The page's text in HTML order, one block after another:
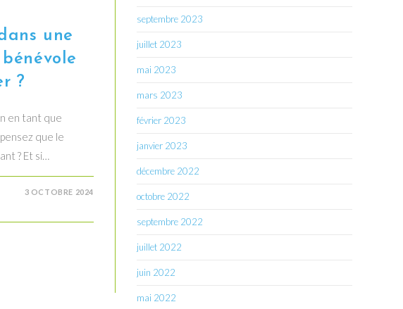
une
?
en tant que
que le
? Et si…
3 OCTOBRE 2024
septembre 2023
juillet 2023
mai 2023
mars 2023
février 2023
janvier 2023
décembre 2022
octobre 2022
septembre 2022
juillet 2022
juin 2022
mai 2022